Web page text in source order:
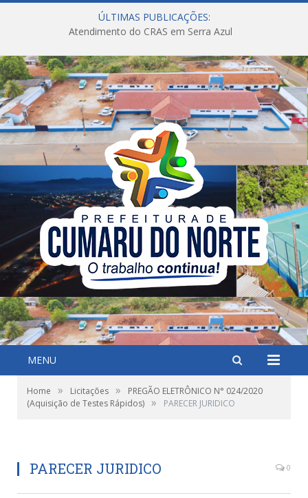
ÚLTIMAS PUBLICAÇÕES:
Atendimento do CRAS em Serra Azul
MENU
Home » Licitações »
PREGÃO ELETRÔNICO N° 024/2020
(Aquisição de Testes Rápidos) » PARECER JURIDICO
PARECER JURIDICO 0